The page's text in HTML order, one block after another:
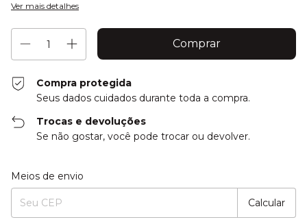
Ver mais detalhes
Compra protegida
Seus dados cuidados durante toda a compra.
Trocas e devoluções
Se não gostar, você pode trocar ou devolver.
Entregas para o CEP:
Meios de envio
Calcular